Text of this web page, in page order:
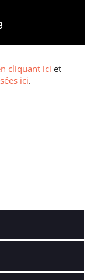
cliquant ici et
ici.